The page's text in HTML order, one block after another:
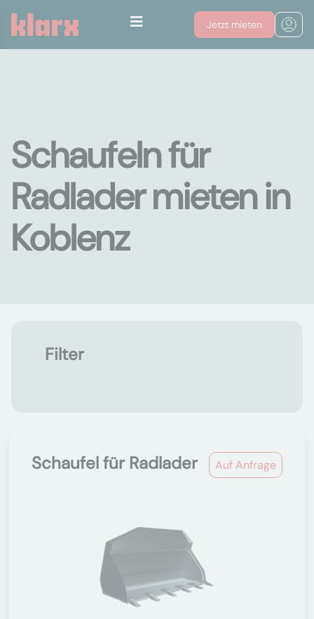
Jetzt mieten
Schaufeln für
Radlader mieten in
Koblenz
Filter
Auf Anfrage
Schaufel für Radlader